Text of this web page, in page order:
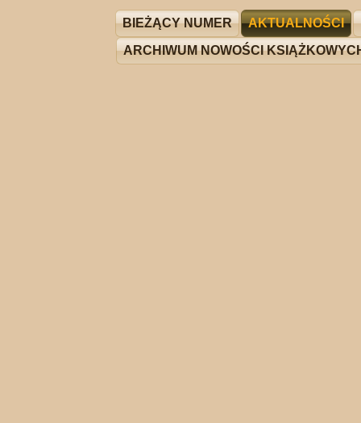
BIEŻĄCY NUMER AKTUALNOŚCI
ARCHIWUM NOWOŚCI